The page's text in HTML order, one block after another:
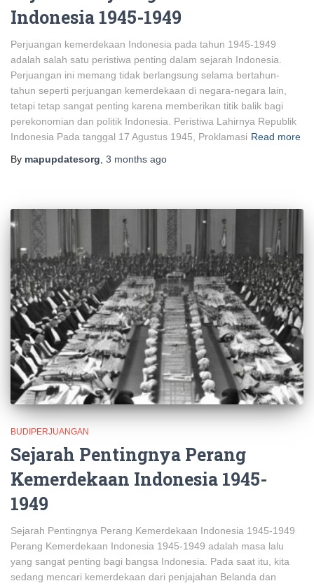
Indonesia 1945-1949
Perjuangan kemerdekaan Indonesia pada tahun 1945-1949
adalah salah satu peristiwa penting dalam sejarah Indonesia.
Perjuangan ini memang tidak berlangsung selama bertahun-
tahun seperti perjuangan kemerdekaan di negara-negara lain,
tetapi tetap sangat penting karena memberikan titik balik bagi
perekonomian dan politik Indonesia. Peristiwa Lahirnya Republik
Indonesia Pada tanggal 17 Agustus 1945, Proklamasi Read more
By mapupdatesorg, 3 months ago
BUDIPERJUANGAN
Sejarah Pentingnya Perang
Kemerdekaan Indonesia 1945-
1949
Sejarah Pentingnya Perang Kemerdekaan Indonesia 1945-1949
Perang Kemerdekaan Indonesia 1945-1949 adalah masa lalu
yang sangat penting bagi bangsa Indonesia. Pada saat itu, kita
sedang mencari kemerdekaan dari penjajahan Belanda dan